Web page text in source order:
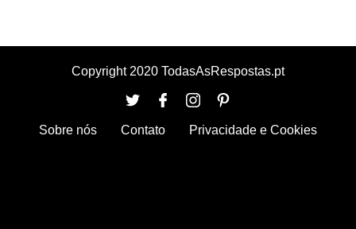
Copyright 2020 TodasAsRespostas.pt
Sobre nós Contato Privacidade e Cookies